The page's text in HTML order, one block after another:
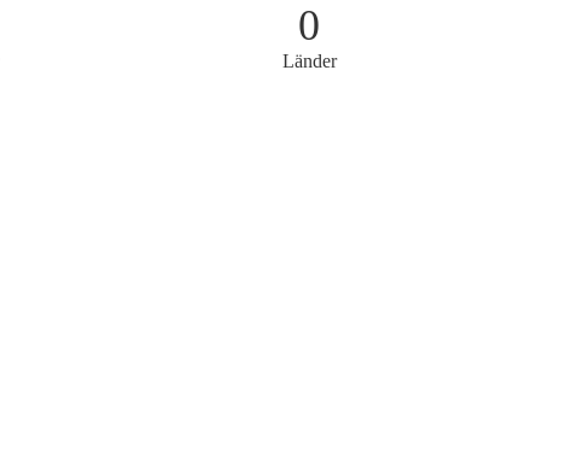
0
Länder